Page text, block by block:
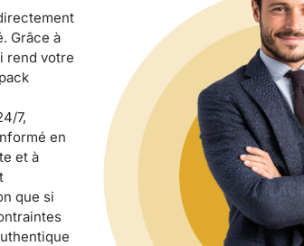
Grâce à
rend votre
7,
en
et à
que si